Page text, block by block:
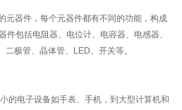
元器件，每个元器件都有不同的功能，构成
件包括电阻器、电位计、电容器、电感器、
极管、晶体管、LED、开关等。
的电子设备如手表、手机，到大型计算机和